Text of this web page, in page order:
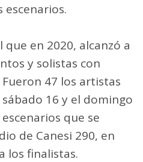
escenarios.
en 2020, alcanzó a
y solistas con
47 los artistas
16 y el domingo
que se
de Canesi 290, en
los finalistas.